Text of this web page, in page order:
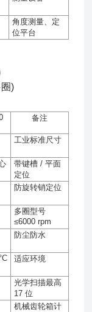
角度测量、定
位平台
)
备注
工业标准尺寸
带键槽 /平面
定位
防旋转销定位
多圈型号
≤6000 rpm
防尘防水
适应环境
光学扫描最高
17位
机械齿轮箱计